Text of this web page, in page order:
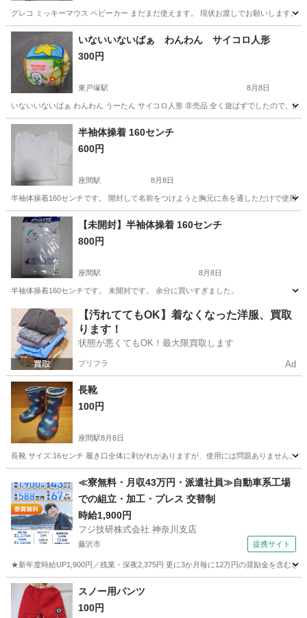
グレコ ミッキーマウス ベビーカー まだまだ使えます。 現状お渡しでお願いします。
神奈川 横浜市 東戸塚駅 ベビー用品 ベビーカー
いないいないばぁ わんわん サイコロ人形
300円
東戸塚駅 8月8日
いないいないばぁ わんわん うーたん サイコロ人形 非売品 全く遊ばずでしたので、ほ
神奈川 横浜市 東戸塚駅 ベビー用品
半袖体操着 160センチ
600円
座間駅 8月8日
半袖体操着160センチです。 開封して名前をつけようと胸元に糸を通しただけで使用
神奈川 座間市 座間駅 キッズ用品 体操着
【未開封】半袖体操着 160センチ
800円
座間駅 8月8日
半袖体操着160センチです。 未開封です。 余分に買いすぎました。
神奈川 座間市 座間駅 キッズ用品 体操着
【汚れててもOK】着なくなった洋服、買取
ります！
状態が悪くてもOK！最大限買取します
プリフラ Ad
長靴
100円
座間駅8月8日
長靴 サイズ:16センチ 履き口全体に剥がれがありますが、使用には問題ありません。
座間駅 子供用品 ありません
≪寮無料・月収43万円・派遣社員≫自動車系工場
での組立・加工・プレス 交替制
時給1,900円
フジ技研株式会社 神奈川支店
藤沢市 提携サイト
★新年度時給UP1,900円／残業・深夜2,375円 更に3か月毎に12万円の奨励金を含む
神奈川 藤沢市 その他
スノー用パンツ
100円